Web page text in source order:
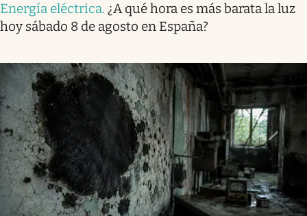
Energía eléctrica. ¿A qué hora es más barata la luz
hoy sábado 8 de agosto en España?